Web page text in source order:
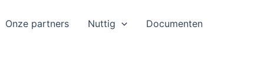
Onze partners Nuttig Documenten